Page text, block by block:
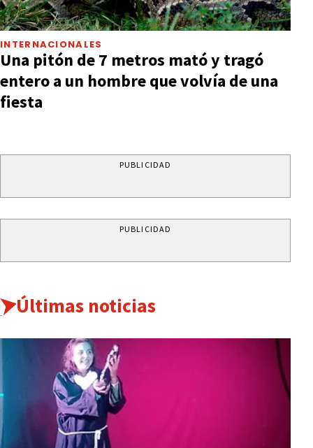
INTERNACIONALES
Una pitón de 7 metros mató y tragó
entero a un hombre que volvía de una
fiesta
PUBLICIDAD
PUBLICIDAD
Últimas noticias